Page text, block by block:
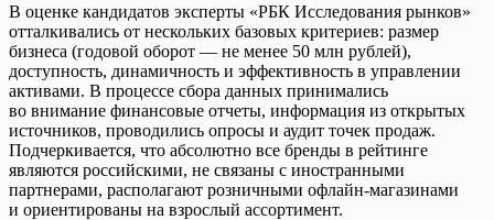
В оценке кандидатов эксперты «РБК Исследования рынков»
отталкивались от нескольких базовых критериев: размер
бизнеса (годовой оборот — не менее 50 млн рублей),
доступность, динамичность и эффективность в управлении
активами. В процессе сбора данных принимались
во внимание финансовые отчеты, информация из открытых
источников, проводились опросы и аудит точек продаж.
Подчеркивается, что абсолютно все бренды в рейтинге
являются российскими, не связаны с иностранными
партнерами, располагают розничными офлайн-магазинами
и ориентированы на взрослый ассортимент.